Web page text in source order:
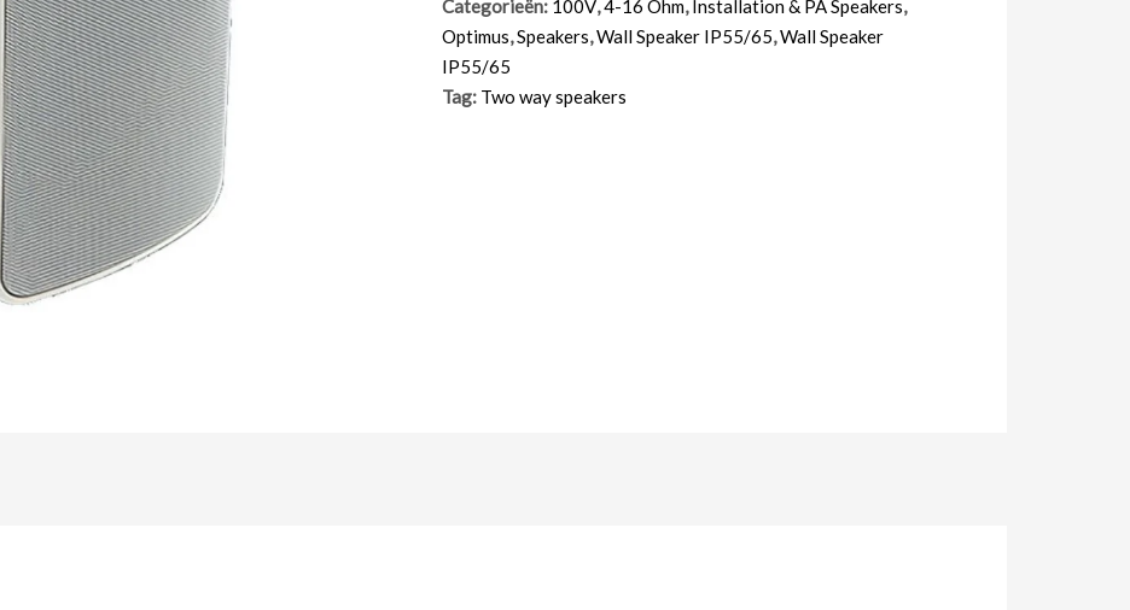
Categorieën: 100V,4-16 Ohm, Installation & PA Speakers,
Optimus,Speakers,Wall Speaker IP55/65,Wall Speaker
IP55/65
Tag: Two way speakers